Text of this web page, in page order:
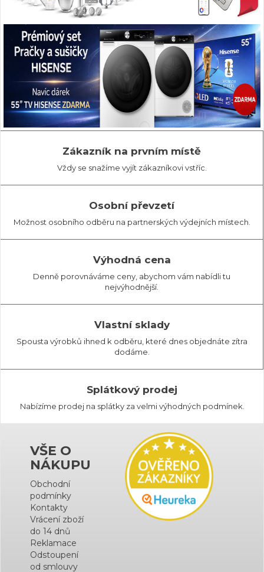
Zákazník na prvním místě
Vždy se snažíme vyjít zákazníkovi vstříc.
Osobní převzetí
Možnost osobního odběru na partnerských výdejních místech.
Výhodná cena
Denně porovnáváme ceny, abychom vám nabídli tu
nejvýhodnější.
Vlastní sklady
Spousta výrobků ihned k odběru, které dnes objednáte zítra
dodáme.
Splátkový prodej
Nabízíme prodej na splátky za velmi výhodných podmínek.
VŠE O
NÁKUPU
Obchodní
podmínky
Kontakty
Vrácení zboží
do 14 dnů
Reklamace
Odstoupení
od smlouvy